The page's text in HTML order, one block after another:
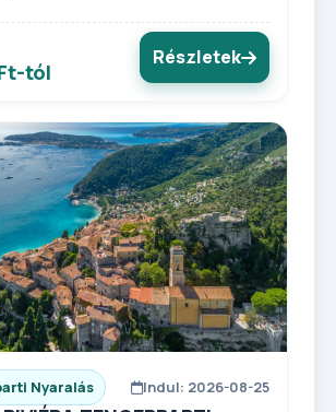
tól
Részletek
Nyaralás Indul: 2026-08-25